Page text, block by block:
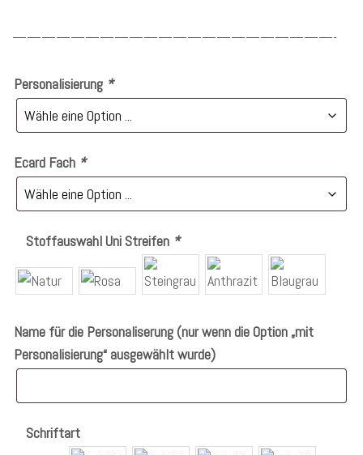
——————————————————————-
Personalisierung *
Ecard Fach *
Stoffauswahl Uni Streifen *
Name für die Personaliserung (nur wenn die Option „mit
Personalisierung“ ausgewählt wurde)
Schriftart